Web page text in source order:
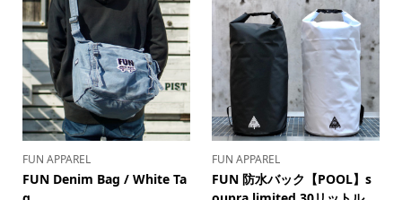
FUN APPAREL
FUN Denim Bag / White Ta
FUN APPAREL
FUN 防水バック【POOL】s